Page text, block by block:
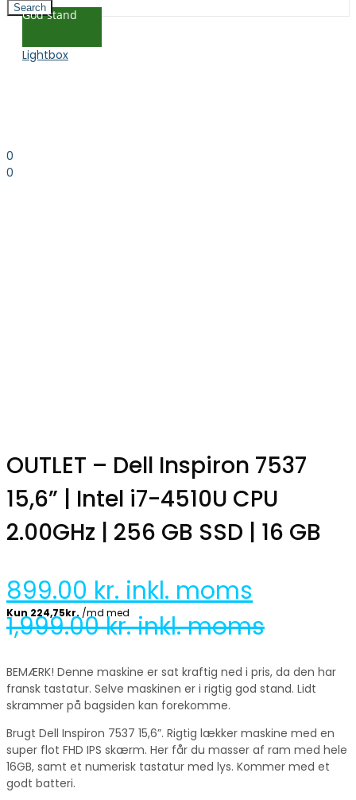
0
0
Search
God stand
Lightbox
OUTLET – Dell Inspiron 7537
15,6” | Intel i7-4510U CPU
2.00GHz | 256 GB SSD | 16 GB
899.00 kr. inkl. moms
1,999.00kr. inkl. moms
BEMÆRK! Denne maskine er sat kraftig ned i pris, da den har
fransk tastatur. Selve maskinen er i rigtig god stand. Lidt
skrammer på bagsiden kan forekomme.
Brugt Dell Inspiron 7537 15,6”. Rigtig lækker maskine med en
super flot FHD IPS skærm. Her får du masser af ram med hele
16GB, samt et numerisk tastatur med lys. Kommer med et
godt batteri.